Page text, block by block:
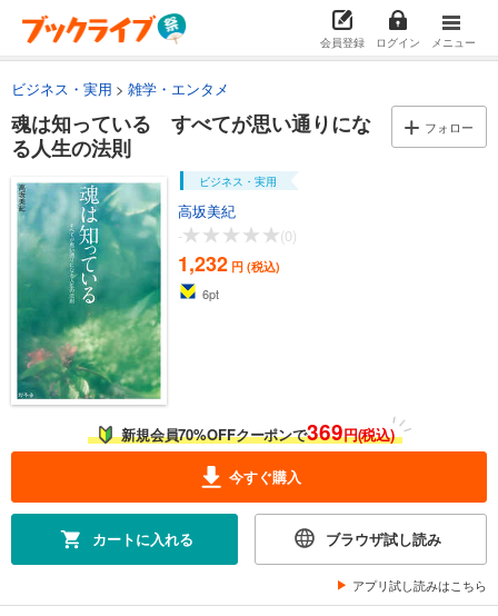
会員登録 ログイン メニュー
ビジネス・実用 雑学・エンタメ
魂は知っている すべてが思い通りにな
る人生の法則
フォロー
ビジネス・実用
高坂美紀
-
(0)
1,232 円 (税込)
6pt
新規会員70%OFFクーポンで369円(税込)
今すぐ購入
カートに入れる ブラウザ試し読み
アプリ試し読みはこちら